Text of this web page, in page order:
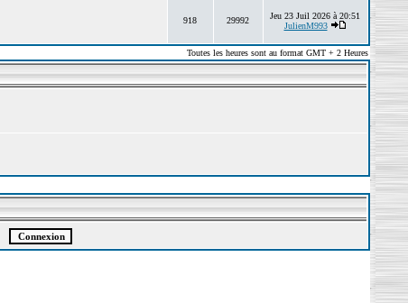
918 29992
Jeu 23 Juil 2026 à 20:51
JulienM993
Toutes les heures sont au format GMT + 2 Heures